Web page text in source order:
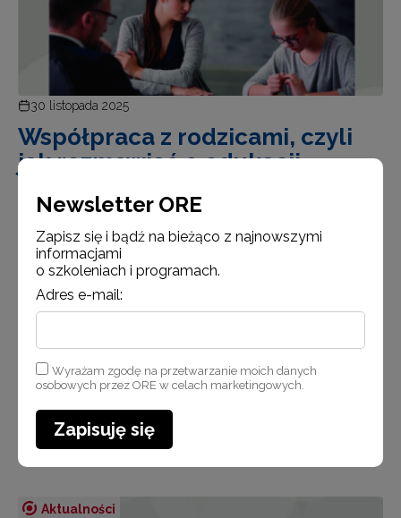
30 listopada 2025
Współpraca z rodzicami, czyli
jak rozmawiać o edukacji
skierowana przede wszystkim do dyrektorów szkół
i przedszkoli, nauczycieli, pedagogów i psychologów
szkolnych, a także innych osób związanych
z działalnością oświatową. Broszury tworzą
podstaw prawnyc…
Aktualności
Newsletter ORE
Zapisz się i bądź na bieżąco z najnowszymi
informacjami
o szkoleniach i programach.
Adres e-mail:
Wyrażam zgodę na przetwarzanie moich danych
osobowych przez ORE w celach marketingowych.
Zapisuję się